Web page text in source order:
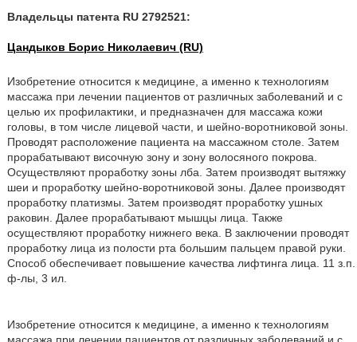
Владельцы патента RU 2792521:
Цандыков Борис Николаевич (RU)
Изобретение относится к медицине, а именно к технологиям
массажа при лечении пациентов от различных заболеваний и с
целью их профилактики, и предназначен для массажа кожи
головы, в том числе лицевой части, и шейно-воротниковой зоны.
Проводят расположение пациента на массажном столе. Затем
прорабатывают височную зону и зону волосяного покрова.
Осуществляют проработку зоны лба. Затем производят вытяжку
шеи и проработку шейно-воротниковой зоны. Далее производят
проработку платизмы. Затем производят проработку ушных
раковин. Далее прорабатывают мышцы лица. Также
осуществляют проработку нижнего века. В заключении проводят
проработку лица из полости рта большим пальцем правой руки.
Способ обеспечивает повышение качества лифтинга лица. 11 з.п.
ф-лы, 3 ил.
Изобретение относится к медицине, а именно к технологиям